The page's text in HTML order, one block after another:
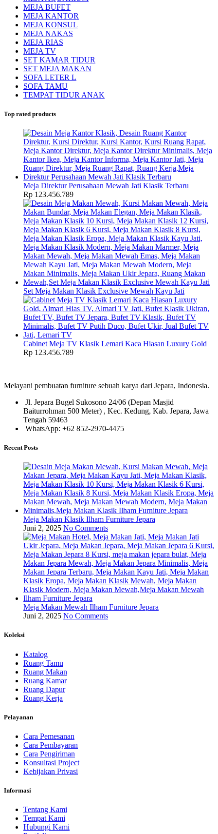
MEJA BUFET
MEJA KANTOR
MEJA KONSUL
MEJA NAKAS
MEJA RIAS
MEJA TV
SET KAMAR TIDUR
SET MEJA MAKAN
SOFA LETER L
SOFA TAMU
TEMPAT TIDUR ANAK
Top rated products
Meja Direktur Perusahaan Mewah Jati Klasik Terbaru
Rp 123.456.789
Set Meja Makan Klasik Exclusive Mewah Kayu Jati
Cabinet Meja TV Klasik Lemari Kaca Hiasan Luxury Gold
Rp 123.456.789
Melayani pembuatan furniture sebuah karya dari Jepara, Indonesia.
Jl. Jepara Bugel Sukosono 24/06 (Depan Masjid
Baiturrohman 500 Meter) , Kec. Kedung, Kab. Jepara, Jawa
Tengah 59463
WhatsApp: +62 852-2970-4475
Recent Posts
Meja Makan Klasik Ilham Furniture Jepara
Juni 2, 2025 No Comments
Meja Makan Mewah Ilham Furniture Jepara
Juni 2, 2025 No Comments
Koleksi
Katalog
Ruang Tamu
Ruang Makan
Ruang Kamar
Ruang Dapur
Ruang Kerja
Pelayanan
Cara Pemesanan
Cara Pembayaran
Cara Pengiriman
Konsultasi Project
Kebijakan Privasi
Informasi
Tentang Kami
Tempat Kami
Hubungi Kami